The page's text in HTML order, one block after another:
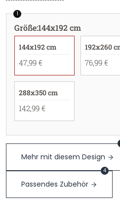
1
Größe:144x192 cm
144x192 cm
47,99 €
192x260
76,99 €
288x350 cm
142,99 €
Mehr mit diesem Design
Passendes Zubehör
4